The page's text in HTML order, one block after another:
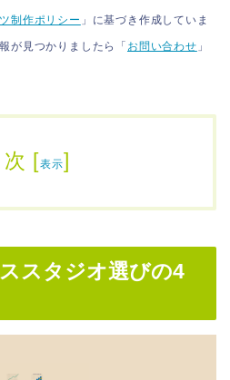
制作ポリシー 」に基づき作成していま
が見つかりましたら「 お問い合わせ 」
次 [表示]
スタジオ選びの4